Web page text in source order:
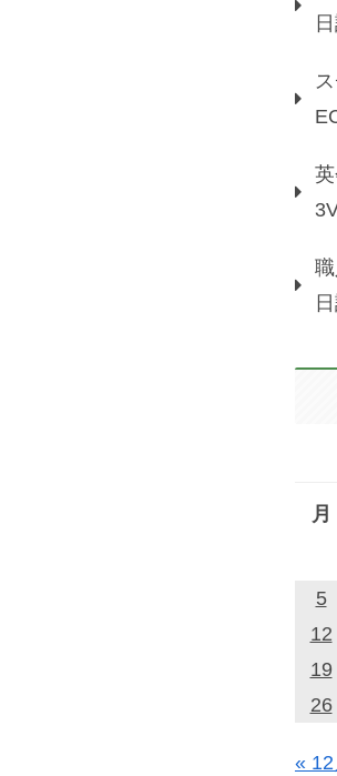
月
5
12
19
26
« 12